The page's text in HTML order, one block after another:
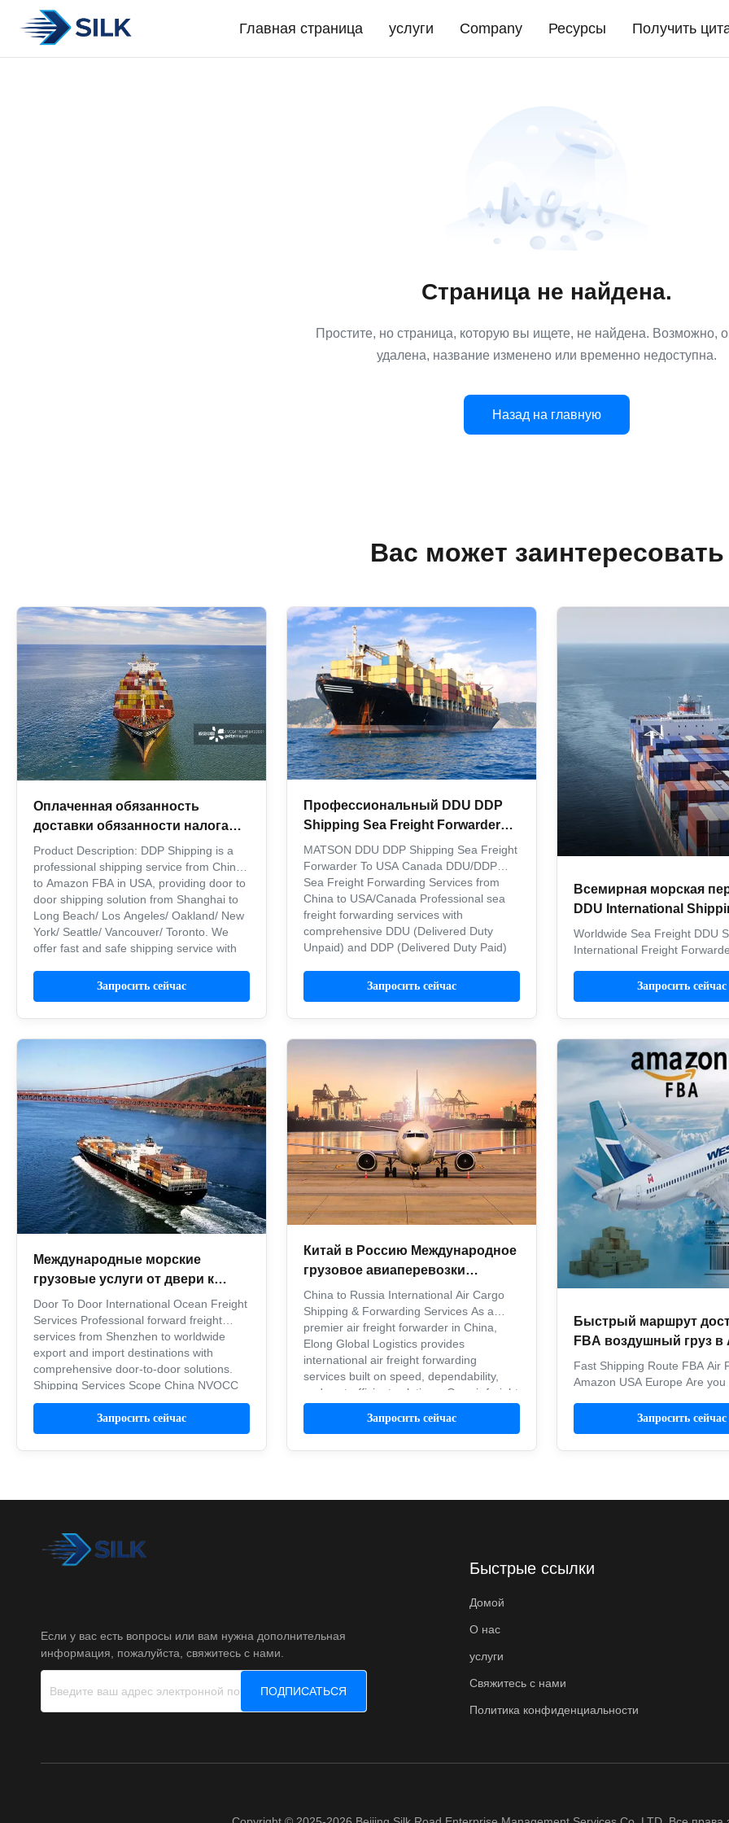
Главная страница услуги Company Ресурсы Получить
Страница не найдена.
Простите, но страница, которую вы ищете, не найдена. Возможно,
удалена, название изменено или временно недоступна.
Назад на главную
Вас может заинтересовать
Оплаченная обязанность
доставки обязанности налога
включенная грузящ все типы
упаковки
Product Description: DDP Shipping is a
professional shipping service from China
to Amazon FBA in USA, providing door to
door shipping solution from Shanghai to
Long Beach/ Los Angeles/ Oakland/ New
York/ Seattle/ Vancouver/ Toronto. We
offer fast and safe shipping service with
Запросить сейчас
Профессиональный DDU DDP
Shipping Sea Freight Forwarder
Service В США Канада
MATSON DDU DDP Shipping Sea Freight
Forwarder To USA Canada DDU/DDP
Sea Freight Forwarding Services from
China to USA/Canada Professional sea
freight forwarding services with
comprehensive DDU (Delivered Duty
Unpaid) and DDP (Delivered Duty Paid)
Запросить сейчас
Всемирная морская
DDU International
International Freight
Door To Door
Worldwide Sea Freight DDU
International Freight
efficient logistics services
specializing in LCL sea
Canada, Amazon DDU/DDP
forwarding solutions. Key ...
Запросить сейчас
Международные морские
грузовые услуги от двери к
двери Шэньчжэнь для экспорта
по всему миру
Door To Door International Ocean Freight
Services Professional forward freight
services from Shenzhen to worldwide
export and import destinations with
comprehensive door-to-door solutions.
Shipping Services Scope China NVOCC
and U.S. FMC certified members Top 100
global shipping companies for North ...
Запросить сейчас
Китай в Россию Международное
грузовое авиаперевозки
Транспортировка грузовых
авиаперевозок
China to Russia International Air Cargo
Shipping & Forwarding Services As a
premier air freight forwarder in China,
Elong Global Logistics provides
international air freight forwarding
services built on speed, dependability,
and cost-efficient solutions. Our air freight
forwarding service delivers ...
Запросить сейчас
Быстрый маршрут
FBA воздушный груз в
США Европа
Fast Shipping Route FBA Air
Amazon USA Europe Are you
FBA? Freight and shipping is
consideration for Amazon
simplify the process. Since
rapid growth of cross-border
Запросить сейчас
Если у вас есть вопросы или вам нужна дополнительная
информация, пожалуйста, свяжитесь с нами.
ПОДПИСАТЬСЯ
Быстрые ссылки
Домой
О нас
услуги
Свяжитесь с нами
Политика конфиденциальности